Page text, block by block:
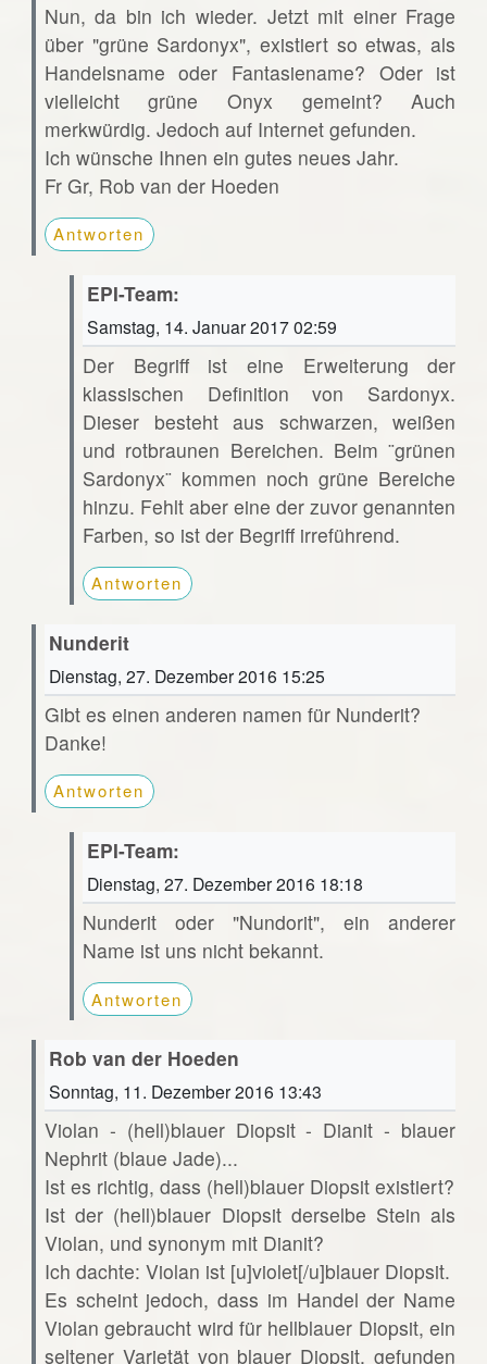
Nun, da bin ich wieder. Jetzt mit einer Frage
über "grüne Sardonyx", existiert so etwas, als
Handelsname oder Fantasiename? Oder ist
vielleicht grüne Onyx gemeint? Auch
merkwürdig. Jedoch auf Internet gefunden.
Ich wünsche Ihnen ein gutes neues Jahr.
Fr Gr, Rob van der Hoeden
Antworten
EPI-Team:
Samstag, 14. Januar 2017 02:59
Der Begriff ist eine Erweiterung der
klassischen Definition von Sardonyx.
Dieser besteht aus schwarzen, weißen
und rotbraunen Bereichen. Beim ¨grünen
Sardonyx¨ kommen noch grüne Bereiche
hinzu. Fehlt aber eine der zuvor genannten
Farben, so ist der Begriff irreführend.
Antworten
Nunderit
Dienstag, 27. Dezember 2016 15:25
Gibt es einen anderen namen für Nunderit?
Danke!
Antworten
EPI-Team:
Dienstag, 27. Dezember 2016 18:18
Nunderit oder "Nundorit", ein anderer
Name ist uns nicht bekannt.
Antworten
Rob van der Hoeden
Sonntag, 11. Dezember 2016 13:43
Violan - (hell)blauer Diopsit - Dianit - blauer
Nephrit (blaue Jade)...
Ist es richtig, dass (hell)blauer Diopsit existiert?
Ist der (hell)blauer Diopsit derselbe Stein als
Violan, und synonym mit Dianit?
Ich dachte: Violan ist [u]violet[/u]blauer Diopsit.
Es scheint jedoch, dass im Handel der Name
Violan gebraucht wird für hellblauer Diopsit, ein
seltener Varietät von blauer Diopsit, gefunden